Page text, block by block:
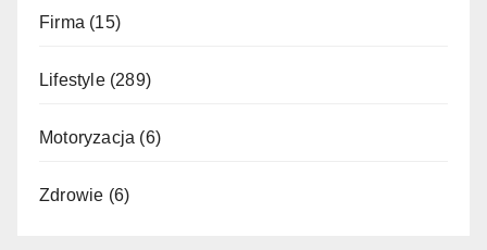
Firma (15)
Lifestyle(289)
Motoryzacja (6)
Zdrowie (6)